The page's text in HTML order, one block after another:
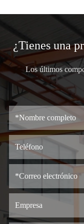
¿Tienes una
Los últimos